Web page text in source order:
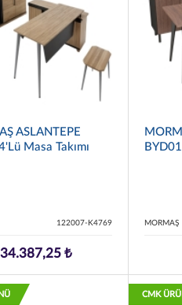
ASLANTEPE
Masa Takımı
122007-K4769
34.387,25 ₺
MORMAŞ
CMK